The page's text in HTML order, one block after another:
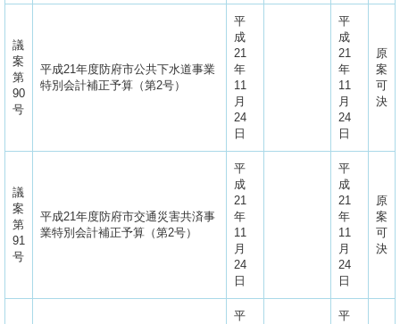
議
案
第
90
号
平成21年度防府市公共下水道事業
特別会計補正予算（第2号）
平
成
21
年
11
月
24
日
平
成
21
年
11
月
24
日
原
案
可
決
議
案
第
91
号
平成21年度防府市交通災害共済事
業特別会計補正予算（第2号）
平
成
21
年
11
月
24
日
平
成
21
年
11
月
24
日
原
案
可
決
平
平